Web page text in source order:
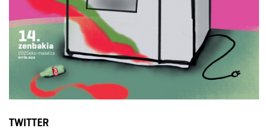
TWITTER